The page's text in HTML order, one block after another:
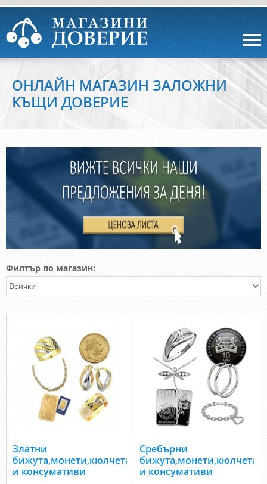
ОНЛАЙН МАГАЗИН ЗАЛОЖНИ
КЪЩИ ДОВЕРИЕ
Филтър по магазин:
Златни
бижута,монети,кюлчета
и консумативи
Сребърни
бижута,монети,кюлчета
и консумативи